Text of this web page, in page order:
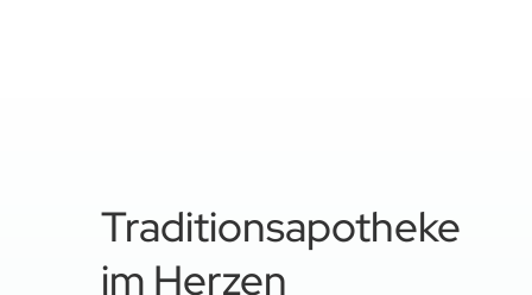
Traditionsapotheke
im Herzen